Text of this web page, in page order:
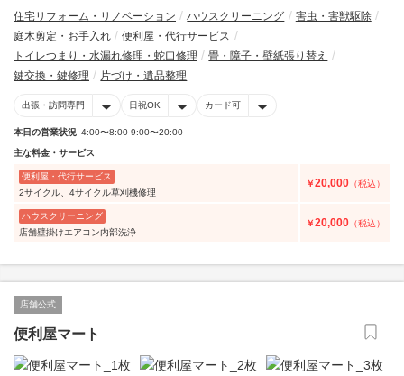
住宅リフォーム・リノベーション ハウスクリーニング
害虫・害獣駆除
庭木剪定・お手入れ
便利屋・代行サービス
トイレつまり・水漏れ修理・蛇口修理
畳・障子・壁紙張り替え
鍵交換・鍵修理
片づけ・遺品整理
出張・訪問専門 日祝OK カード可
本日の営業状況 4:00〜8:00 9:00〜20:00
主な料金・サービス
便利屋・代行サービス
2サイクル、4サイクル草刈機修理
￥20,000 （税込）
ハウスクリーニング
店舗壁掛けエアコン内部洗浄
￥20,000 （税込）
店舗公式
便利屋マート